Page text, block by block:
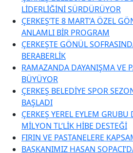
LİDERLİĞİNİ SÜRDÜRÜYOR
ÇERKEŞ’TE 8 MART’A ÖZEL
ANLAMLI BİR PROGRAM
ÇERKEŞTE GÖNÜL
BERABERLİK
RAMAZANDA DAYANIŞMA VE
BÜYÜYOR
ÇERKEŞ BELEDİYE SPOR
BAŞLADI
ÇERKEŞ YEREL EYLEM GRUBU
MİLYON TL’LİK HİBE DESTEĞİ
FIRIN VE PASTANELERE
BAŞKANIMIZ HASAN